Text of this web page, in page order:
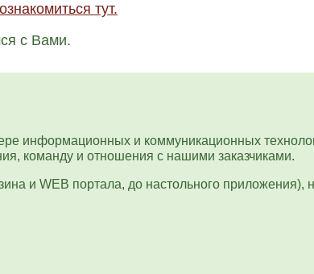
тут.
с Вами.
информационных и коммуникационных
команду и отношения с нашими заказчиками.
и WEB портала, до настольного приложения),